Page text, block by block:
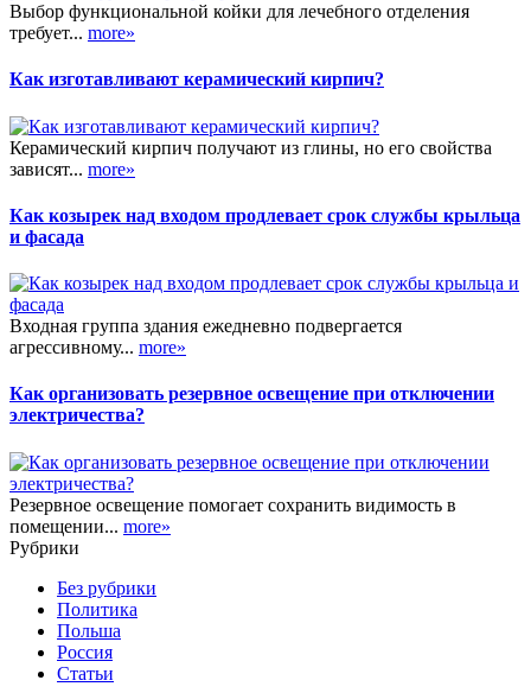
Выбор функциональной койки для лечебного отделения
требует... more»
Как изготавливают керамический кирпич?
Керамический кирпич получают из глины, но его свойства
зависят... more»
Как козырек над входом продлевает срок службы крыльца
и фасада
Входная группа здания ежедневно подвергается
агрессивному... more»
Как организовать резервное освещение при отключении
электричества?
Резервное освещение помогает сохранить видимость в
помещении... more»
Рубрики
Без рубрики
Политика
Польша
Россия
Статьи